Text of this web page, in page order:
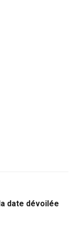
date dévoilée